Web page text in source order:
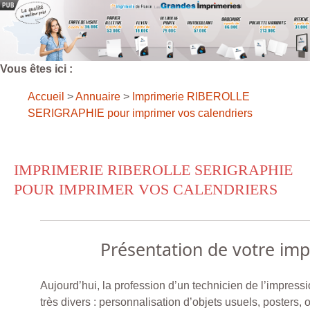
Vous êtes ici :
Accueil >Annuaire > Imprimerie RIBEROLLE
SERIGRAPHIE pour imprimer vos calendriers
IMPRIMERIE RIBEROLLE SERIGRAPHIE
POUR IMPRIMER VOS CALENDRIERS
Présentation de votre
Aujourd’hui, la profession d’un technicien de
très divers : personnalisation d’objets usuels, posters,